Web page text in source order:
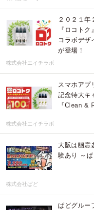
２０２１年
『ロコト
コラボデザ
が登場！
株式会社エイチラボ
スマホアプ
記念特大キ
『Clean &
株式会社エイチラボ
大阪は幽霊
験あり ～
株式会社ぱど
ぱどグルー